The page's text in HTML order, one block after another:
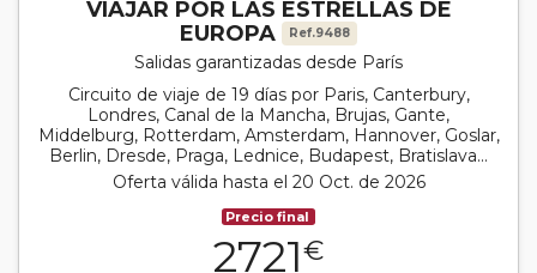
VIAJAR POR LAS ESTRELLAS DE
EUROPA
Ref.9488
Salidas garantizadas desde París
Circuito de viaje de 19 días por Paris, Canterbury,
Londres, Canal de la Mancha, Brujas, Gante,
Middelburg, Rotterdam, Amsterdam, Hannover, Goslar,
Berlin, Dresde, Praga, Lednice, Budapest, Bratislava...
Oferta válida hasta el 20 Oct. de 2026
Precio final
2721€